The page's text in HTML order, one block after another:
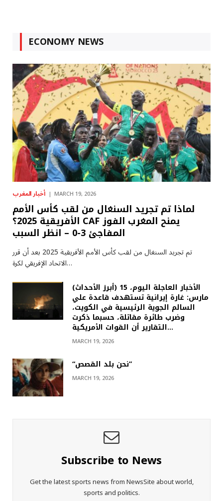
ECONOMY NEWS
أخبار المغرب MARCH 19, 2026
لماذا تم تجريد السنغال من لقب كأس الأمم
الأفريقية 2025؟ CAF يمنح المغرب الفوز
المفاجئ 3-0 – انظر السبب
تم تجريد السنغال من لقب كأس الأمم الأفريقية 2025 بعد أن قرر
الاتحاد الإفريقي لكرة…
(أبرز الأحداث) الأخبار العاجلة اليوم، 15
مارس: غارة إيرانية تستهدف قاعدة علي
السالم الجوية الرئيسية في الكويت،
وضرب طائرة مقاتلة، حسبما ذكرت
التقارير أن القوات الأمريكية…
MARCH 19, 2026
“نحن بلد القصص”
MARCH 19, 2026
Subscribe to News
Get the latest sports news from NewsSite about world,
sports and politics.